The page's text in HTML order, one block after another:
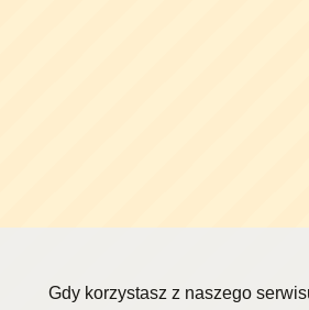
Gdy korzystasz z naszego